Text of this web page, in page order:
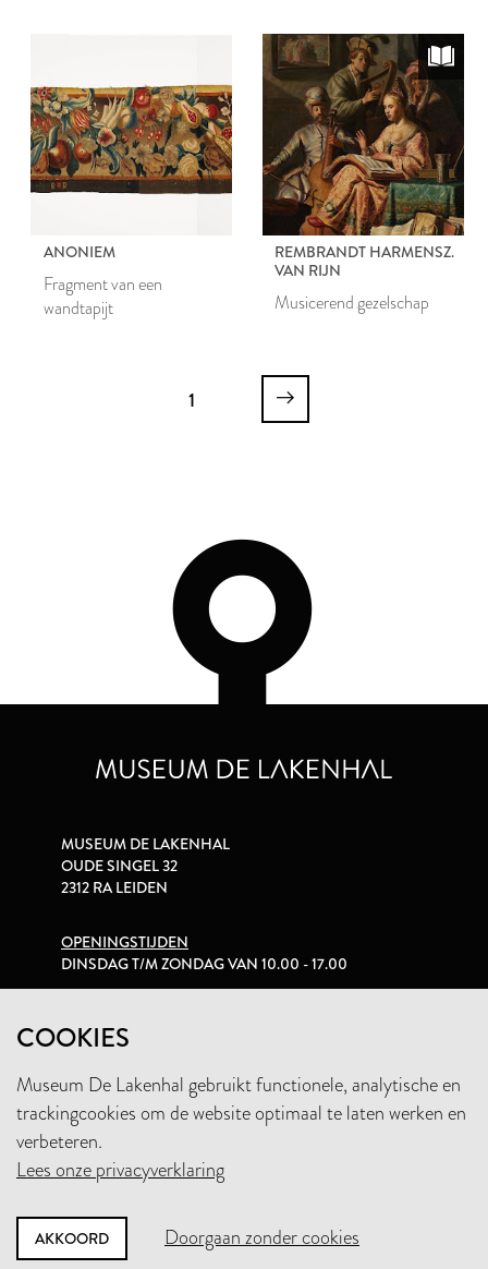
ANONIEM
Fragment van een
wandtapijt
REMBRANDT HARMENSZ.
VAN RIJN
Musicerend gezelschap
1
COOKIES
Museum De Lakenhal gebruikt functionele, analytische en
trackingcookies om de website optimaal te laten werken en
verbeteren.
Lees onze privacyverklaring
AKKOORD Doorgaan zonder cookies
MUSEUM DE LAKENHAL
OUDE SINGEL 32
2312 RA LEIDEN
OPENINGSTIJDEN
DINSDAG T/M ZONDAG VAN 10.00 - 17.00
+31 (0)71 5165360
INFO@LAKENHAL.NL
STEUN HET MUSEUM
NIEUWSBRIEF